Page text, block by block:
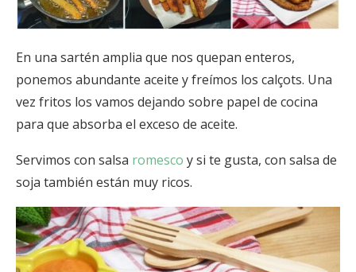
En una sartén amplia que nos quepan enteros,
ponemos abundante aceite y freímos los calçots. Una
vez fritos los vamos dejando sobre papel de cocina
para que absorba el exceso de aceite.
Servimos con salsa romesco y si te gusta, con salsa de
soja también están muy ricos.